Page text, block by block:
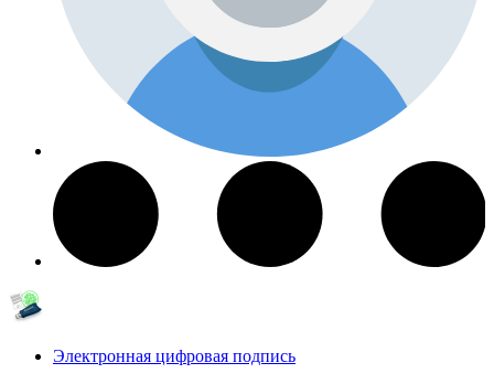
Электронная цифровая подпись